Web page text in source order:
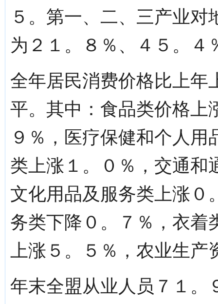
５。第一、二、三产业
为２１。８％、４５。４
全年居民消费价格比上年
平。其中：食品类价格上
９％，医疗保健和个人
类上涨１。０％，交通和
文化用品及服务类上涨０
务类下降０。７％，衣着
上涨５。５％，农业生
年末全盟从业人员７１。